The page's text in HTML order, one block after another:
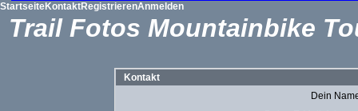
StartseiteKontaktRegistrierenAnmelden
Trail Fotos Mountainbike
Kontakt
Dein